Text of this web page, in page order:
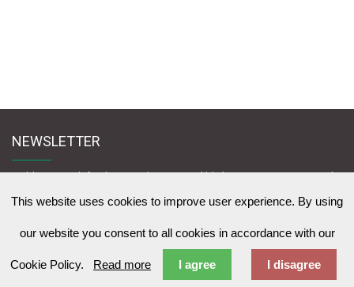
NEWSLETTER
Melden Sie sich für den Newsletter an und bleiben Sie mit uns in Kontakt
This website uses cookies to improve user experience. By using
our website you consent to all cookies in accordance with our
Cookie Policy. Read more I agree I disagree